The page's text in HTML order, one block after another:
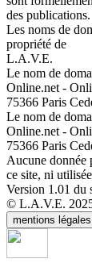
des publications.
Les noms de
propriété de
L.A.V.E.
Le nom de
Online.net -
75366 Paris
Le nom de
Online.net -
75366 Paris
Aucune donnée
ce site, ni
Version 1.01 du
© L.A.V.E.
mentions légales